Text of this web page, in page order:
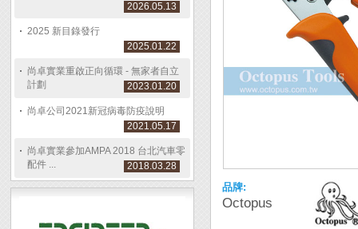
2026.05.13
2025 新目錄發行
2025.01.22
尚卓實業重啟正向循環 - 無家者自立
計劃
2023.01.20
尚卓公司2021新冠病毒防疫說明
2021.05.17
尚卓實業參加AMPA 2018 台北汽車零
配件 ...
2018.03.28
品牌:
Octopus